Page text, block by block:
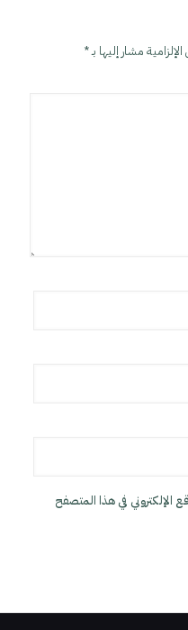
مشار إليها بـ*
الإلكتروني في هذا المتصفح